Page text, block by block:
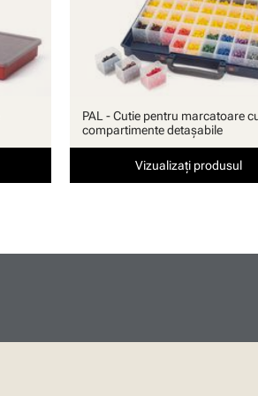
PAL - Cutie pentru marcatoare
compartimente detaşabile
Vizualizați produsul